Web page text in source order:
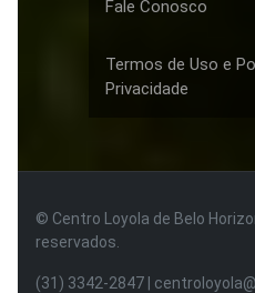
Fale Conosco
Termos de Uso e
Privacidade
© Centro Loyola de Belo
reservados.
(31) 3342-2847 |